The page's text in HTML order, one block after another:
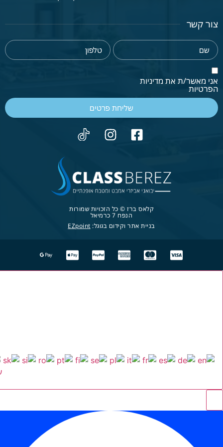
צור קשר
אני מאשר/ת את מדיניות
הפרטיות
שליחת פרטים
קלאס ברז © כל הזכויות שמורות
הנפח 7 כרמיאל
בניית אתר וקידום בגוגל: EZpoint